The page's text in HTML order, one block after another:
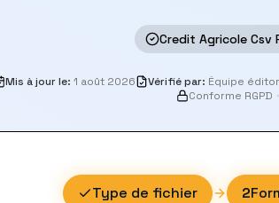
Credit Agricole Csv
Mis à jour le: 1 août 2026 Vérifié par: Équipe
Conforme RGPD ·
Type de fichier 2